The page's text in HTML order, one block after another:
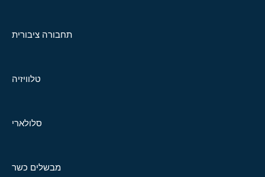
תחבורה ציבורית
טלוויזיה
סלולארי
מבשלים כשר